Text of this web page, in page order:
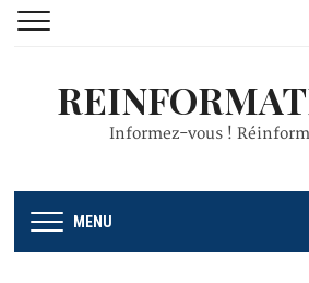
Informez-vous !
MENU